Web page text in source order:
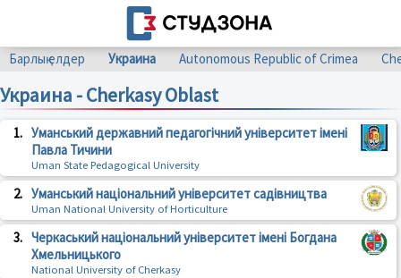
Барлық елдер Украина Autonomous Republic of Crimea
Украина - Cherkasy Oblast
1. Уманський державний педагогічний університет імені
Павла Тичини
Uman State Pedagogical University
2. Уманський національний університет садівництва
Uman National University of Horticulture
3. Черкаський національний університет імені Богдана
Хмельницького
National University of Cherkasy